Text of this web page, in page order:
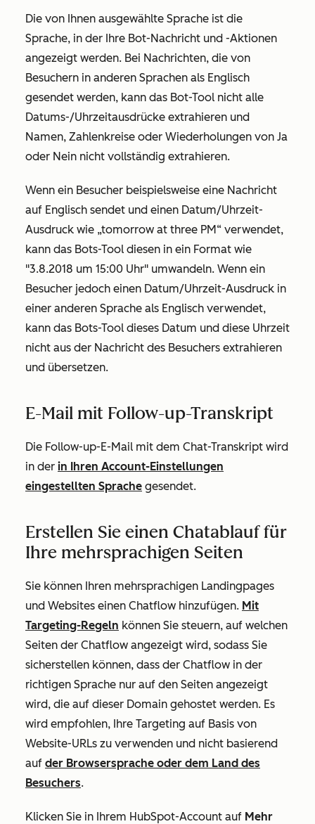
Die von Ihnen ausgewählte Sprache ist die
Sprache, in der Ihre Bot-Nachricht und -Aktionen
angezeigt werden. Bei Nachrichten, die von
Besuchern in anderen Sprachen als Englisch
gesendet werden, kann das Bot-Tool nicht alle
Datums-/Uhrzeitausdrücke extrahieren und
Namen, Zahlenkreise oder Wiederholungen von Ja
oder Nein nicht vollständig extrahieren.
Wenn ein Besucher beispielsweise eine Nachricht
auf Englisch sendet und einen Datum/Uhrzeit-
Ausdruck wie „tomorrow at three PM“ verwendet,
kann das Bots-Tool diesen in ein Format wie
"3.8.2018 um 15:00 Uhr" umwandeln. Wenn ein
Besucher jedoch einen Datum/Uhrzeit-Ausdruck in
einer anderen Sprache als Englisch verwendet,
kann das Bots-Tool dieses Datum und diese Uhrzeit
nicht aus der Nachricht des Besuchers extrahieren
und übersetzen.
E-Mail mit Follow-up-Transkript
Die Follow-up-E-Mail mit dem Chat-Transkript wird
in der in Ihren Account-Einstellungen
eingestellten Sprache gesendet.
Erstellen Sie einen Chatablauf für
Ihre mehrsprachigen Seiten
Sie können Ihren mehrsprachigen Landingpages
und Websites einen Chatflow hinzufügen. Mit
Targeting-Regeln können Sie steuern, auf welchen
Seiten der Chatflow angezeigt wird, sodass Sie
sicherstellen können, dass der Chatflow in der
richtigen Sprache nur auf den Seiten angezeigt
wird, die auf dieser Domain gehostet werden. Es
wird empfohlen, Ihre Targeting auf Basis von
Website-URLs zu verwenden und nicht basierend
auf der Browsersprache oder dem Land des
Besuchers.
Klicken Sie in Ihrem HubSpot-Account auf Mehr